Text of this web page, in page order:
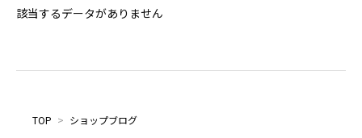
該当するデータがありません
TOP > ショップブログ